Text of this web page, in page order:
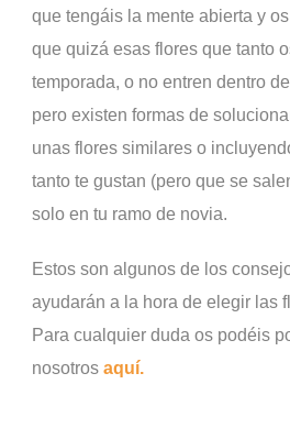
que tengáis la mente abierta y
que quizá esas flores que tanto
temporada, o no entren dentro
pero existen formas de
unas flores similares o
tanto te gustan (pero que se
solo en tu ramo de novia.
Estos son algunos de los
ayudarán a la hora de elegir las
Para cualquier duda os podéis
nosotros aquí.